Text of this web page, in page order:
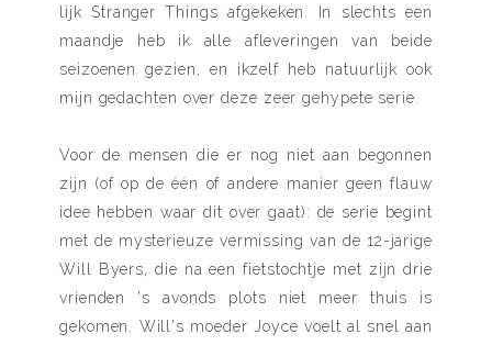
lijk Stranger Things afgekeken. In slechts een
maandje heb ik alle afleveringen van beide
seizoenen gezien, en ikzelf heb natuurlijk ook
mijn gedachten over deze zeer gehypete serie.
Voor de mensen die er nog niet aan begonnen
zijn (of op de één of andere manier geen flauw
idee hebben waar dit over gaat): de serie begint
met de mysterieuze vermissing van de 12-jarige
Will Byers, die na een fietstochtje met zijn drie
vrienden 's avonds plots niet meer thuis is
gekomen. Will's moeder Joyce voelt al snel aan